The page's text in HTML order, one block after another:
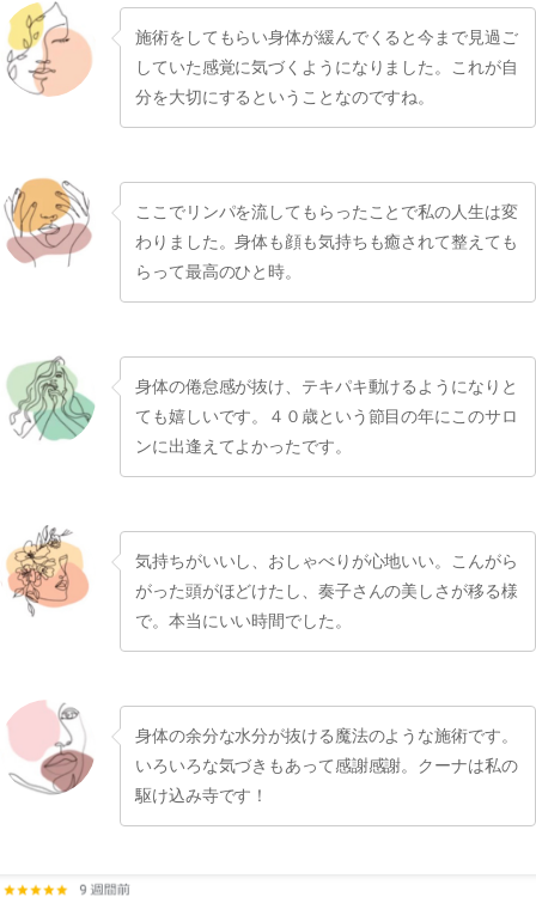
施術をしてもらい身体が緩んでくると今まで見過ご
していた感覚に気づくようになりました。これが自
分を大切にするということなのですね。
ここでリンパを流してもらったことで私の人生は変
わりました。身体も顔も気持ちも癒されて整えても
らって最高のひと時。
身体の倦怠感が抜け、テキパキ動けるようになりと
ても嬉しいです。４０歳という節目の年にこのサロ
ンに出逢えてよかったです。
気持ちがいいし、おしゃべりが心地いい。こんがら
がった頭がほどけたし、奏子さんの美しさが移る様
で。本当にいい時間でした。
身体の余分な水分が抜ける魔法のような施術です。
いろいろな気づきもあって感謝感謝。クーナは私の
駆け込み寺です！